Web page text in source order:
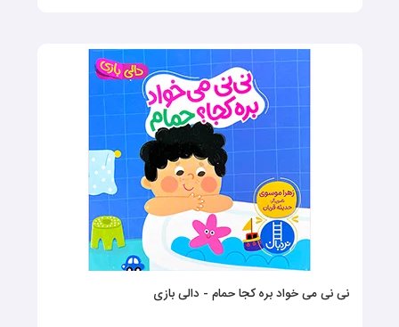
نی نی می خواد بره کجا حمام - دالی بازی